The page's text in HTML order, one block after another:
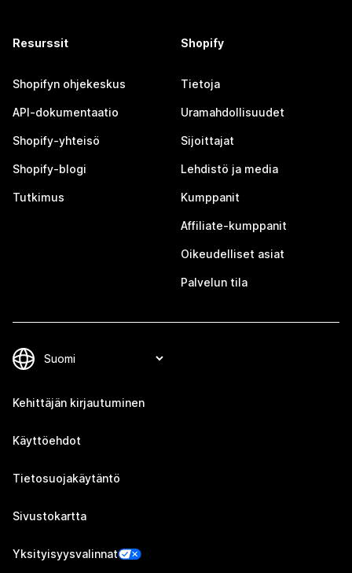
Resurssit
Shopifyn ohjekeskus
API-dokumentaatio
Shopify-yhteisö
Shopify-blogi
Tutkimus
Shopify
Tietoja
Uramahdollisuudet
Sijoittajat
Lehdistö ja media
Kumppanit
Affiliate-kumppanit
Oikeudelliset asiat
Palvelun tila
Kehittäjän kirjautuminen
Käyttöehdot
Tietosuojakäytäntö
Sivustokartta
Yksityisyysvalinnat